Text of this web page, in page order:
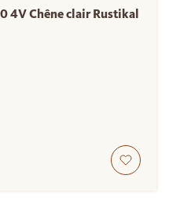
4V Chêne clair Rustikal